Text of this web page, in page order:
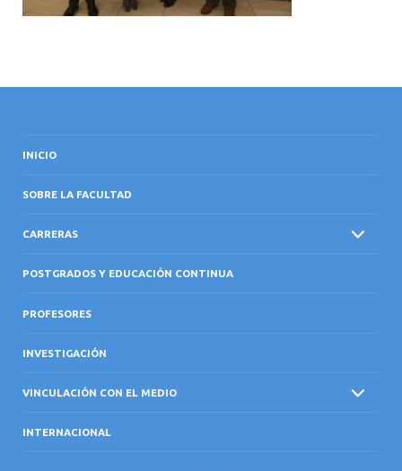
INICIO
SOBRE LA FACULTAD
CARRERAS
POSTGRADOS Y EDUCACIÓN CONTINUA
PROFESORES
INVESTIGACIÓN
VINCULACIÓN CON EL MEDIO
INTERNACIONAL